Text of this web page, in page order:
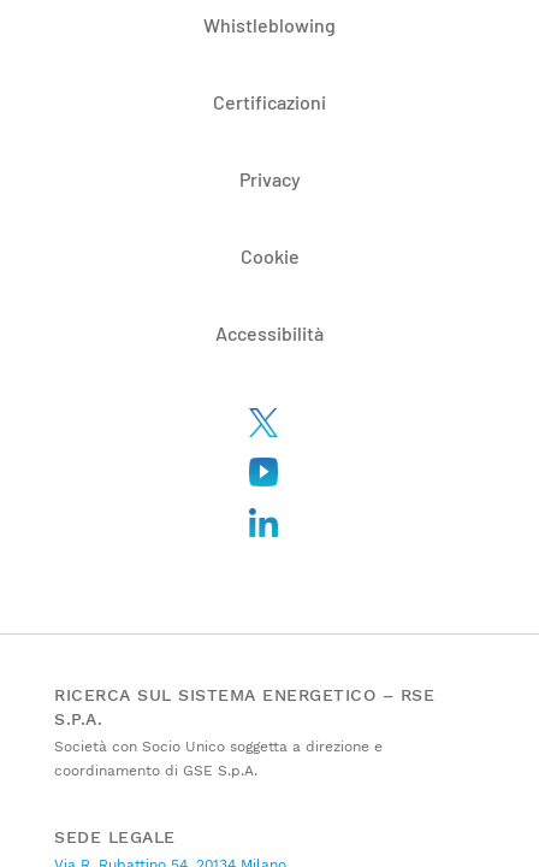
Whistleblowing
Certificazioni
Privacy
Cookie
Accessibilità
RICERCA SUL SISTEMA ENERGETICO – RSE
S.P.A.
Società con Socio Unico soggetta a direzione e
coordinamento di GSE S.p.A.
SEDE LEGALE